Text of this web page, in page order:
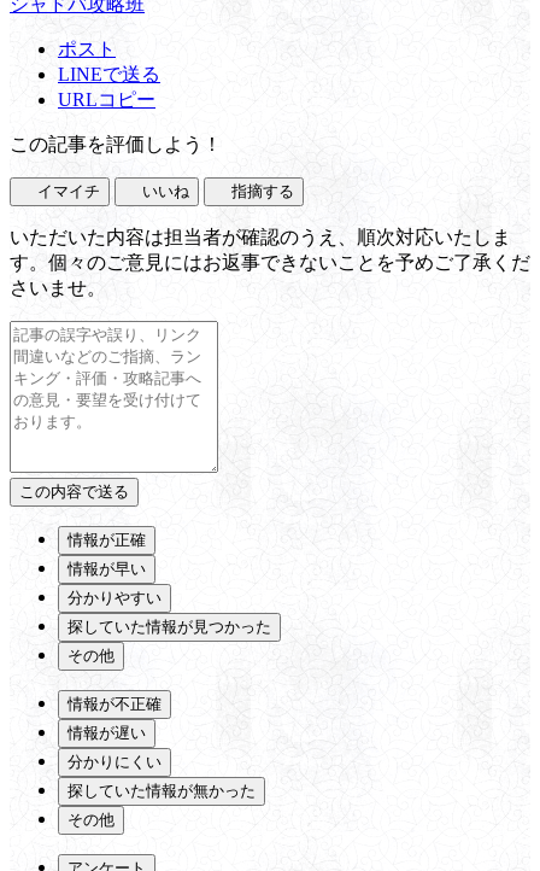
シャドバ攻略班
ポスト
LINEで送る
URLコピー
この記事を評価しよう！
イマイチ いいね 指摘する
いただいた内容は担当者が確認のうえ、順次対応いたしま
す。個々のご意見にはお返事できないことを予めご了承くだ
さいませ。
情報が正確
情報が早い
分かりやすい
探していた情報が見つかった
その他
情報が不正確
情報が遅い
分かりにくい
探していた情報が無かった
その他